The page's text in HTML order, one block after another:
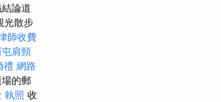
論道
光散步
師收費
肩頸
禮 網路
的郵
執照 收